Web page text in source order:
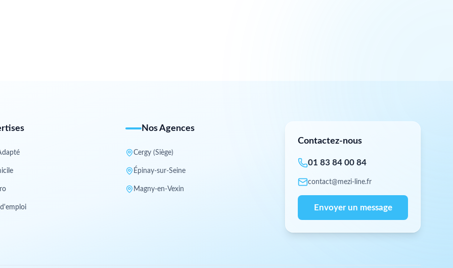
Nos Agences
Cergy (Siège)
Épinay-sur-Seine
Magny-en-Vexin
Contactez-nous
01 83 84 00 84
contact@mezi-line.fr
Envoyer un message